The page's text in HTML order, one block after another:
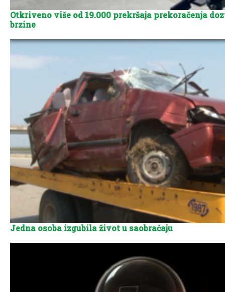
Otkriveno više od 19.000 prekršaja prekoračenja
brzine
Jedna osoba izgubila život u saobraćaju